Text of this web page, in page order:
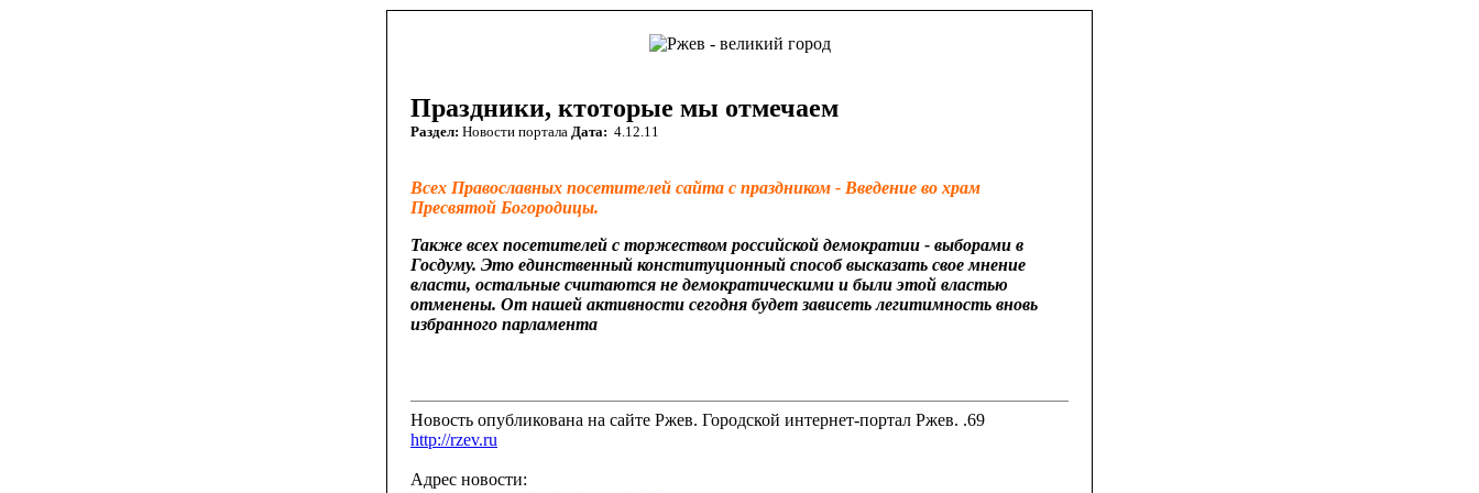
Праздники, ктоторые мы отмечаем
Раздел: Новости портала Дата: 4.12.11
Всех Православных посетителей сайта с праздником - Введение во храм
Пресвятой Богородицы.
Также всех посетителей с торжеством российской демократии - выборами в
Госдуму. Это единственный конституционный способ высказать свое мнение
власти, остальные считаются не демократическими и были этой властью
отменены. От нашей активности сегодня будет зависеть легитимность вновь
избранного парламента
Новость опубликована на сайте Ржев. Городской интернет-портал Ржев. .69
http://rzev.ru
Адрес новости: